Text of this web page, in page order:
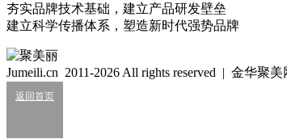
细胞级抗衰：功效护肤的下一轮大风口？
2026/07/24
业绩大涨，皮肤科巨头杀入全球美妆十强？
2026/07/24
夯实品牌技术基础，建立产品研发壁垒
建立科学传播体系，塑造新时代强势品牌
Jumeili.cn 2011-2026 All rights reserved | 金华聚
返回首页